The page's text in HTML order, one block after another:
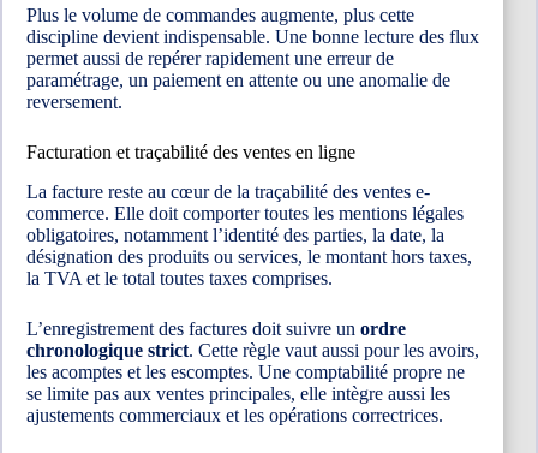
Plus le volume de commandes augmente, plus cette
discipline devient indispensable. Une bonne lecture des flux
permet aussi de repérer rapidement une erreur de
paramétrage, un paiement en attente ou une anomalie de
reversement.
Facturation et traçabilité des ventes en ligne
La facture reste au cœur de la traçabilité des ventes e-
commerce. Elle doit comporter toutes les mentions légales
obligatoires, notamment l’identité des parties, la date, la
désignation des produits ou services, le montant hors taxes,
la TVA et le total toutes taxes comprises.
L’enregistrement des factures doit suivre un ordre
chronologique strict. Cette règle vaut aussi pour les avoirs,
les acomptes et les escomptes. Une comptabilité propre ne
se limite pas aux ventes principales, elle intègre aussi les
ajustements commerciaux et les opérations correctrices.